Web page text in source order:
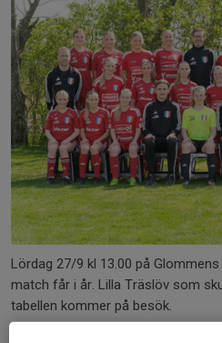
Lördag 27/9 kl 13.00 på
match får i år. Lilla Träslöv som
tabellen kommer på besök.